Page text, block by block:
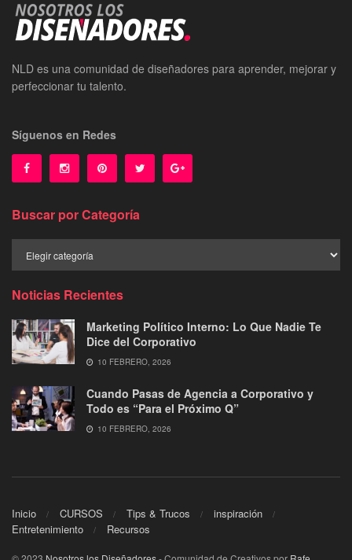
NLD es una comunidad de diseñadores para aprender, mejorar y
perfeccionar tu talento.
Síguenos en Redes
Buscar por Categoría
por
Noticias Recientes
Marketing Político Interno: Lo Que Nadie Te
Dice del Corporativo
10 FEBRERO, 2026
Cuando Pasas de Agencia a Corporativo y
Todo es “Para el Próximo Q”
10 FEBRERO, 2026
Inicio CURSOS Tips & Trucos
inspiración
Entretenimiento
Recursos